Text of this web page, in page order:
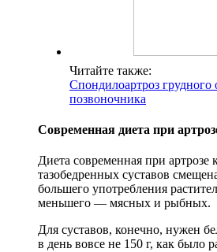
Читайте также:
Спондилоартроз грудного
позвоночника
Современная диета при
Диета современная при артрозе
тазобедренных суставов
большего употребления
меньшего — мясных и рыбных.
Для суставов, конечно, нужен
в день вовсе не 150 г, как было